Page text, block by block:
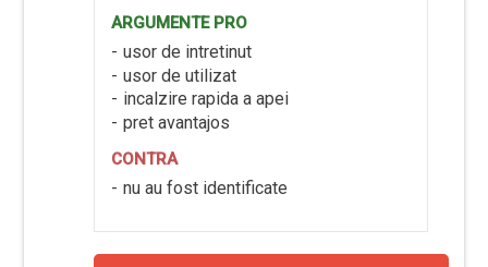
ARGUMENTE PRO
usor de intretinut
usor de utilizat
incalzire rapida a apei
pret avantajos
CONTRA
nu au fost identificate